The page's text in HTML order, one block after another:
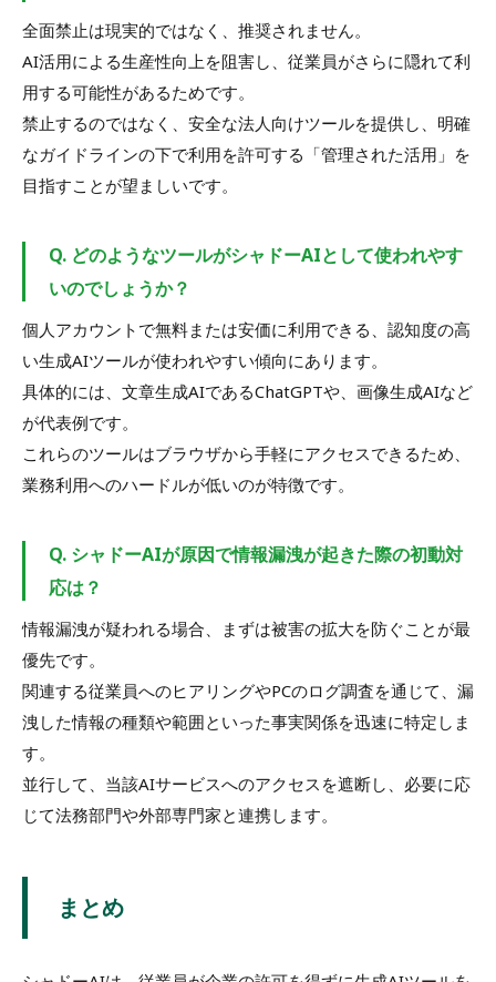
全面禁止は現実的ではなく、推奨されません。
AI活用による生産性向上を阻害し、従業員がさらに隠れて利
用する可能性があるためです。
禁止するのではなく、安全な法人向けツールを提供し、明確
なガイドラインの下で利用を許可する「管理された活用」を
目指すことが望ましいです。
Q. どのようなツールがシャドーAIとして使われやす
いのでしょうか？
個人アカウントで無料または安価に利用できる、認知度の高
い生成AIツールが使われやすい傾向にあります。
具体的には、文章生成AIであるChatGPTや、画像生成AIなど
が代表例です。
これらのツールはブラウザから手軽にアクセスできるため、
業務利用へのハードルが低いのが特徴です。
Q. シャドーAIが原因で情報漏洩が起きた際の初動対
応は？
情報漏洩が疑われる場合、まずは被害の拡大を防ぐことが最
優先です。
関連する従業員へのヒアリングやPCのログ調査を通じて、漏
洩した情報の種類や範囲といった事実関係を迅速に特定しま
す。
並行して、当該AIサービスへのアクセスを遮断し、必要に応
じて法務部門や外部専門家と連携します。
まとめ